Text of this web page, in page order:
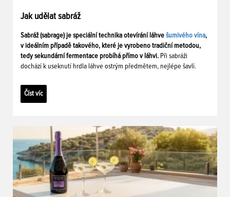
Jak udělat sabráž
Sabráž (sabrage) je speciální technika otevírání láhve šumivého vína,
v ideálním případě takového, které je vyrobeno tradiční metodou,
tedy sekundární fermentace probíhá přímo v láhvi. Při sabráži
dochází k useknutí hrdla láhve ostrým předmětem, nejlépe šavlí.
Číst víc